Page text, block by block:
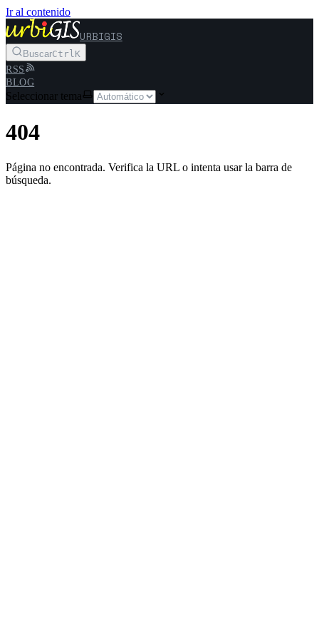
Ir al contenido
URBIGIS
BuscarCtrlK
RSS
BLOG
Seleccionar tema
404
Página no encontrada. Verifica la URL o intenta usar la barra de
búsqueda.